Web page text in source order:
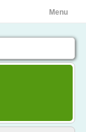
Menu